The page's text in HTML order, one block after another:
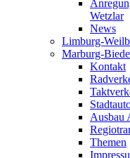
Wetzlar
News
Limburg-
Marburg-
Kontakt
Ausbau
Themen